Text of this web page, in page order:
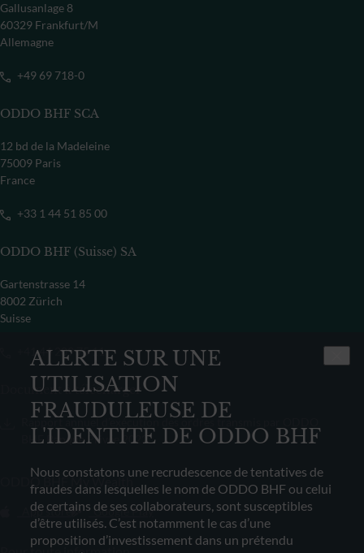
ALERTE SUR UNE
UTILISATION
FRAUDULEUSE DE
L'IDENTITE DE ODDO BHF
Nous constatons une recrudescence de tentatives de
fraudes dans lesquelles le nom de ODDO BHF ou celui
de certains de ses collaborateurs, sont susceptibles
d’être utilisés. C’est notamment le cas d’une
proposition d’investissement dans un prétendu
Gallusanlage 8
60329 Frankfurt/M
Allemagne
+49 69 718-0
ODDO BHF SCA
12 bd de la Madeleine
75009 Paris
France
+33 1 44 51 85 00
ODDO BHF (Suisse) SA
Gartenstrasse 14
8002 Zürich
Suisse
+41 44 209 75 11
Document à télécharger
Rapport annuel d’exécution des ordres transmis par ODDO
BHF Banque Privée 2022
ODDO BHF My Wealth
App store Google Play